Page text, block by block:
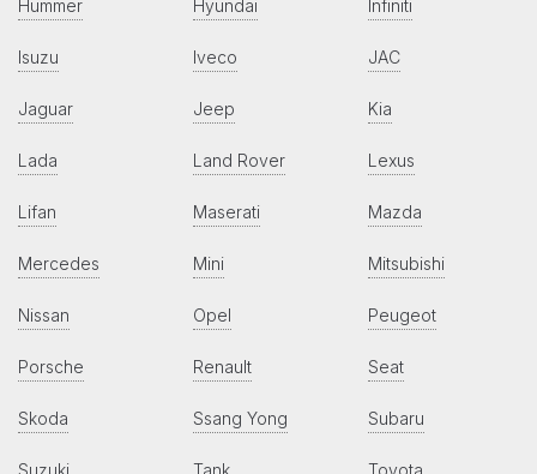
Hummer Hyundai Infiniti
Isuzu Iveco JAC
Jaguar Jeep Kia
Lada Land Rover Lexus
Lifan Maserati Mazda
Mercedes Mini Mitsubishi
Nissan Opel Peugeot
Porsche Renault Seat
Skoda Ssang Yong Subaru